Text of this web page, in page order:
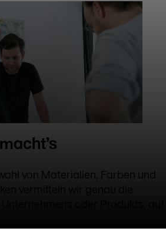
von Materialien, Farben und